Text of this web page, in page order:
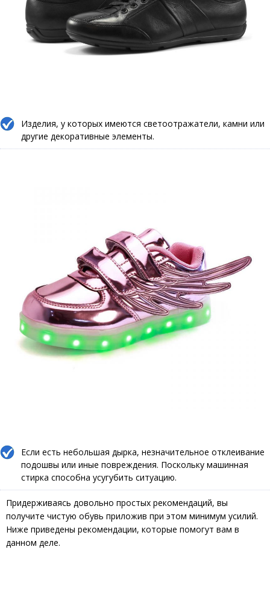
Изделия, у которых имеются светоотражатели, камни или
другие декоративные элементы.
Если есть небольшая дырка, незначительное отклеивание
подошвы или иные повреждения. Поскольку машинная
стирка способна усугубить ситуацию.
Придерживаясь довольно простых рекомендаций, вы
получите чистую обувь приложив при этом минимум усилий.
Ниже приведены рекомендации, которые помогут вам в
данном деле.